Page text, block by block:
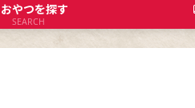
おやつを探す
SEARCH